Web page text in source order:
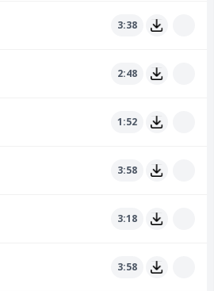
3:38
2:48
1:52
3:58
3:18
3:58